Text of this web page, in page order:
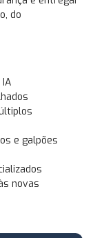
do
e galpões
novas